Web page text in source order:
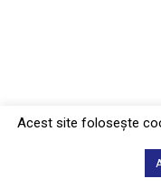
Acest site foloseşte